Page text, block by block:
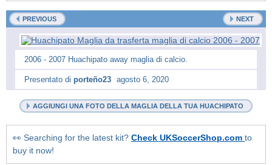
PREVIOUS NEXT
2006 - 2007 Huachipato away maglia di calcio.
Presentato di porteño23 agosto 6, 2020
AGGIUNGI UNA FOTO DELLA MAGLIA DELLA TUA HUACHIPATO
👀 Searching for the latest kit? Check UKSoccerShop.com to
buy it now!